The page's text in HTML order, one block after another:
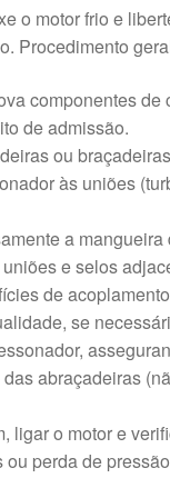
o motor frio e
Procedimento
componentes de
de admissão.
ou
às uniões
a
e selos
de
se
abraçadeiras
ligar o motor e
ou perda de